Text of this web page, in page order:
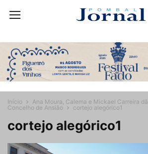
Início
Ana Moura, Calema e Mickael Carreira
Concelho de Ansião
cortejo alegórico1
cortejo alegórico1